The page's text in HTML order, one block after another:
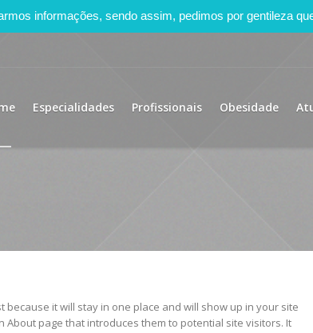
informações, sendo assim, pedimos por gentileza
Especialidades Profissionais Obesidade
because it will stay in one place and will show up in your site
page that introduces them to potential site visitors. It